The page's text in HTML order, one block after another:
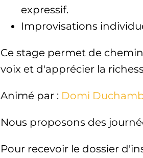
expressif.
Improvisations
Ce stage permet de
voix et d'apprécier la
Animé par : Domi
Nous proposons des
Pour recevoir le dossier